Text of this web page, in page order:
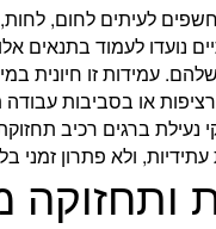
לעיתים לחום,
נועדו לעמוד בתנאים
עמידות זו חיונית
או בסביבות עבודה
נעילת ברגים רכיב
עתידיות, ולא פתרון זמני
ותחזוקה